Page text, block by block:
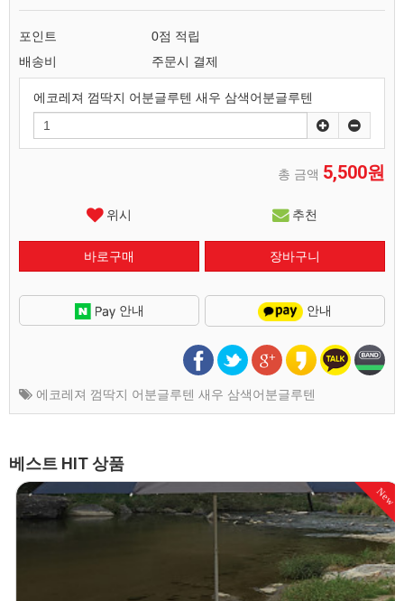
포인트
0점 적립
배송비
주문시 결제
에코레져 껌딱지 어분글루텐 새우 삼색어분글루텐
총 금액 5,500원
위시 추천
안내 안내
에코레져 껌딱지 어분글루텐 새우 삼색어분글루텐
베스트 HIT 상품